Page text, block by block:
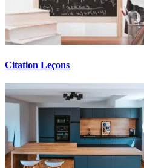
Citation Leçons